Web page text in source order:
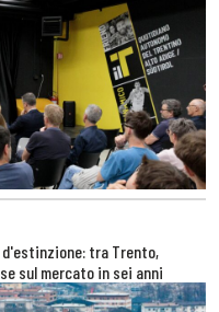
tra Trento,
sul mercato in sei anni